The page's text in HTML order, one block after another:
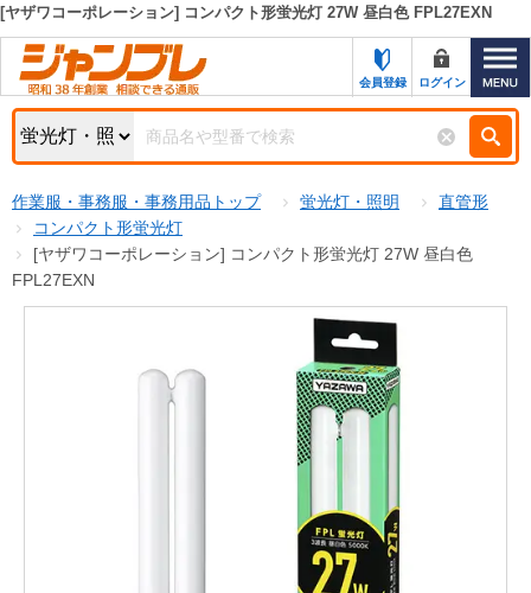
カテゴリー一覧
お知らせ
特集・キャンペーン一覧
初めての方へ
お問い合わせ
サポート＆ヘルプ
キーワード検索
検索条件
商品カテゴリから選ぶ
[ヤザワコーポレーション] コンパクト形蛍光灯 27W 昼白色 FPL27EXN
会員登録 ログイン
作業服・事務服・事務用品トップ 蛍光灯・照明
直管形
コンパクト形蛍光灯
[ヤザワコーポレーション] コンパクト形蛍光灯 27W 昼白色
FPL27EXN